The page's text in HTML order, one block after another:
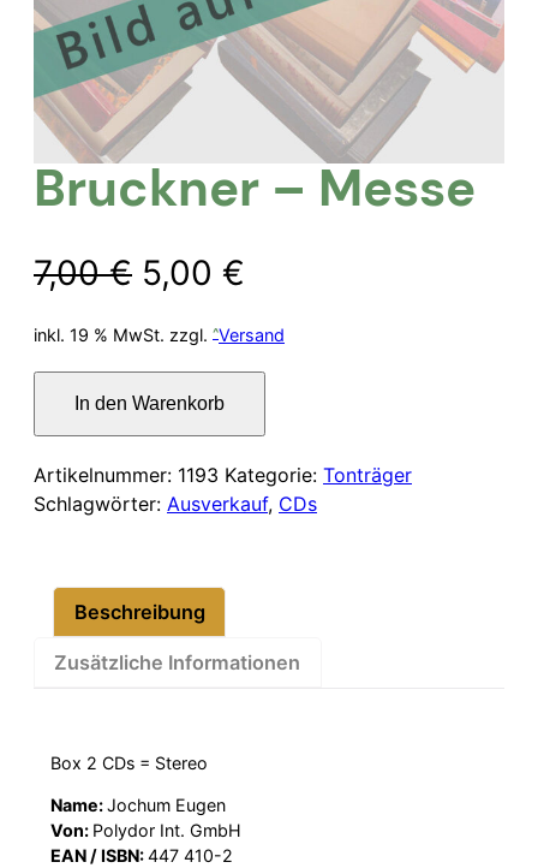
Bruckner – Messe
7,00€ Ursprünglicher
Preis
war:
7,00 €
5,00 €
Preis
ist:
5,00 €.
inkl. 19 % MwSt. zzgl. Versand
Messe
Menge
In den Warenkorb
Artikelnummer: 1193 Kategorie: Tonträger
Schlagwörter: Ausverkauf, CDs
Beschreibung
Zusätzliche Informationen
Box 2 CDs = Stereo
Name:Jochum Eugen
Von: Polydor Int. GmbH
EAN / ISBN:447 410-2